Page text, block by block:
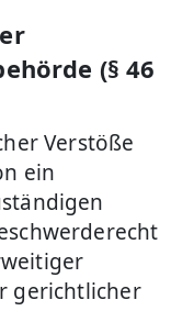
(§ 46
Verstöße
ein
gerichtlicher